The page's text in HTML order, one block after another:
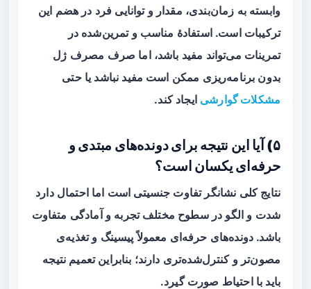
وابسته به زمان‌بندی، مقدار و توانایی فرد در هضم این
ترکیبات است. استفادۀ مناسب و تمرین‌شده در
تمرینات می‌تواند مفید باشد، اما صرف مصرف ژل
بدون برنامه‌ریزی ممکن است مفید نباشد یا حتی
مشکلات گوارشی ایجاد کند.
۵) آیا این نتیجه برای دونده‌های مبتدی و
حرفه‌ای یکسان است؟
نتایج کلی نشانگر تفاوت جنسیتی است اما احتمال دارد
شدت و الگو در سطوح مختلف تجربه و آمادگی متفاوت
باشد. دونده‌های حرفه‌ای معمولاً پیسینگ و تغذیه‌ی
مصون‌تر و کنترل‌شده‌تری دارند؛ بنابراین تعمیم نتیجه
باید با احتیاط صورت گیرد.